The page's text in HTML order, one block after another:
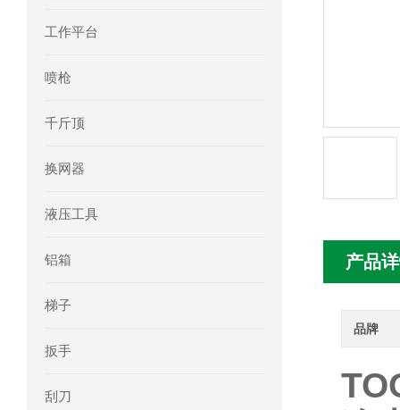
AC-MOTOREN电机FCPA 71B-2参数
工作平台
喷枪
千斤顶
换网器
液压工具
铝箱
梯子
扳手
刮刀
产品
品牌